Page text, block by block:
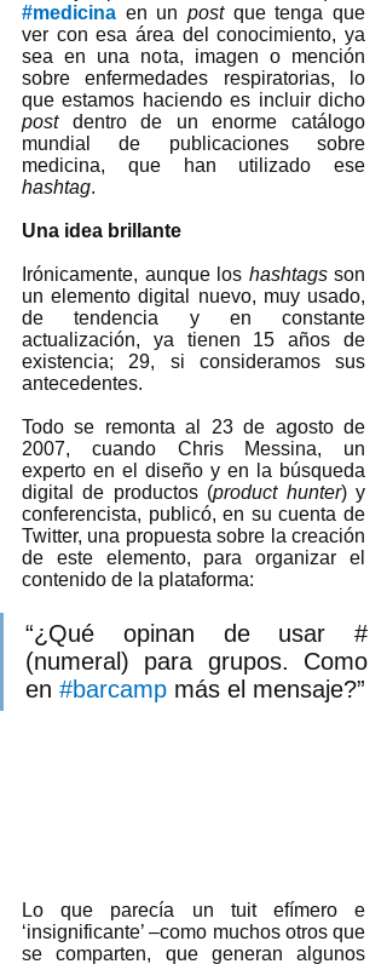
#medicina en un post que tenga que
ver con esa área del conocimiento, ya
sea en una nota, imagen o mención
sobre enfermedades respiratorias, lo
post dentro de un enorme catálogo
mundial de publicaciones sobre
hashtag.
Una idea brillante
Irónicamente, aunque los hashtags son
un elemento digital nuevo, muy usado,
de tendencia y en constante
actualización, ya tienen 15 años de
existencia; 29, si consideramos sus
antecedentes.
Todo se remonta al 23 de agosto de
2007, cuando Chris Messina, un
experto en el diseño y en la búsqueda
digital de productos (product hunter) y
conferencista, publicó, en su cuenta de
Twitter, una propuesta sobre la creación
de este elemento, para organizar el
contenido de la plataforma:
“¿Qué opinan de usar #
(numeral) para grupos. Como
en #barcamp más el mensaje?”
Lo que parecía un tuit efímero e
‘insignificante’ –como muchos otros que